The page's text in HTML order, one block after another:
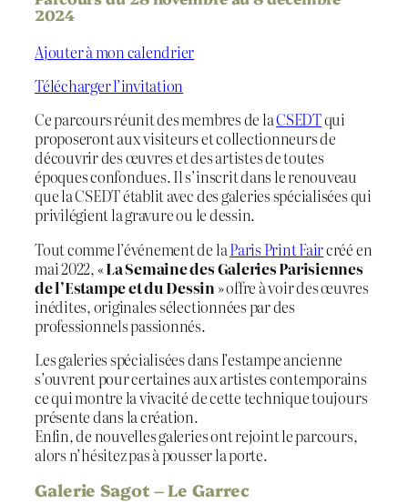
2024
Ajouter à mon calendrier
Télécharger l’invitation
Ce parcours réunit des membres de laCSEDTqui
proposeront aux visiteurs et collectionneurs de
découvrir des œuvres et des artistes de toutes
époques confondues. Il s’inscrit dans le renouveau
que la CSEDT établit avec des galeries spécialisées qui
privilégient la gravure ou le dessin.
Tout comme l’événement de laParis Print Faircréé en
mai 2022, «La Semaine des Galeries Parisiennes
de l’Estampe et du Dessin» offre à voir des œuvres
inédites, originales sélectionnées par des
professionnels passionnés.
Les galeries spécialisées dans l’estampe ancienne
s’ouvrent pour certaines aux artistes contemporains
ce qui montre la vivacité de cette technique toujours
présente dans la création.
Enfin, de nouvelles galeries ont rejoint le parcours,
alors n’hésitez pas à pousser la porte.
Galerie Sagot – Le Garrec